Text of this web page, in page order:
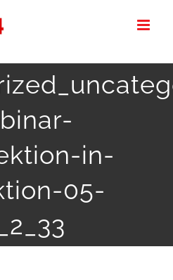
in-
05-